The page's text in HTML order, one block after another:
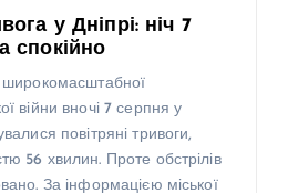
у Дніпрі: ніч 7
спокійно
широкомасштабної
війни вночі 7 серпня у
повітряні тривоги,
56 хвилин. Проте обстрілів
За інформацією міської